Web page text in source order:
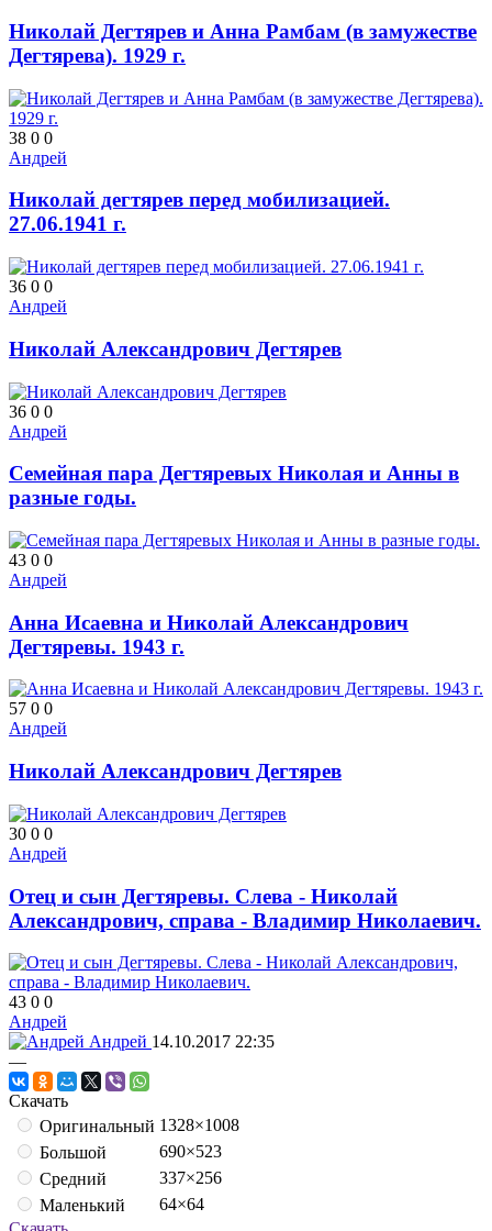
Николай Дегтярев и Анна Рамбам (в замужестве
Дегтярева). 1929 г.
38 0 0
Андрей
Николай дегтярев перед мобилизацией.
27.06.1941 г.
36 0 0
Андрей
Николай Александрович Дегтярев
36 0 0
Андрей
Семейная пара Дегтяревых Николая и Анны в
разные годы.
43 0 0
Андрей
Анна Исаевна и Николай Александрович
Дегтяревы. 1943 г.
57 0 0
Андрей
Николай Александрович Дегтярев
30 0 0
Андрей
Отец и сын Дегтяревы. Слева - Николай
Александрович, справа - Владимир Николаевич.
43 0 0
Андрей
Андрей 14.10.2017 22:35
—
Скачать
Оригинальный 1328×1008
Большой
690×523
Средний
337×256
Маленький
64×64